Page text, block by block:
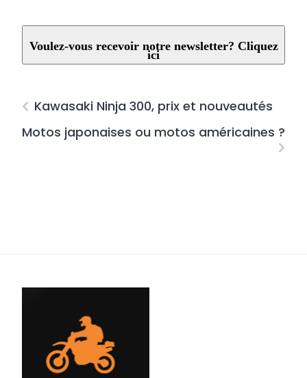
Voulez-vous recevoir notre newsletter? Cliquez
ici
Kawasaki Ninja 300, prix et nouveautés
Motos japonaises ou motos américaines ?